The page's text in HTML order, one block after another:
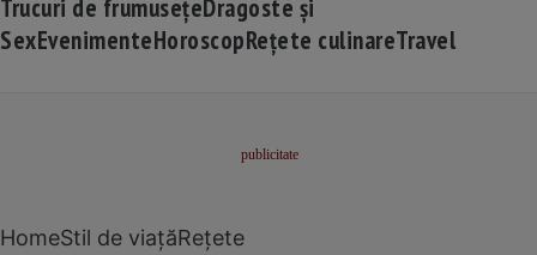
Trucuri de frumusețeDragoste și
SexEvenimenteHoroscopRețete culinareTravel
HomeStil de viațăRețete